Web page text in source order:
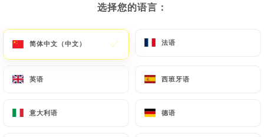
选择您的语言：
简体中文（中文） 法语
英语 西班牙语
意大利语 德语
选择您的语言：
简体中文（中文） 法语
英语 西班牙语
意大利语 德语